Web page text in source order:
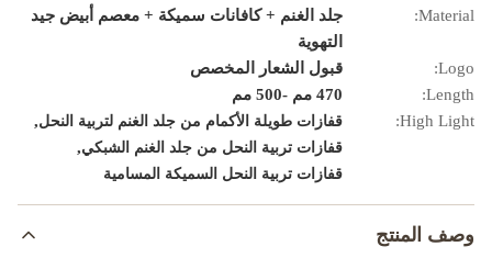
Material:
جلد الغنم + كافانات سميكة + معصم أبيض جيد
التهوية
Logo:
قبول الشعار المخصص
Length:
470 مم -500 مم
High Light:
قفازات طويلة الأكمام من جلد الغنم لتربية النحل,
قفازات تربية النحل من جلد الغنم الشبكي,
قفازات تربية النحل السميكة المسامية
وصف المنتج